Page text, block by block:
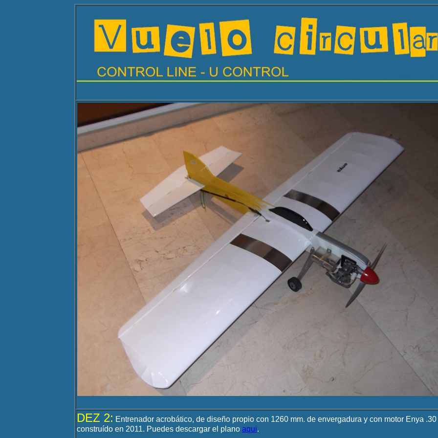
DEZ 2: Entrenador acrobático, de diseño propio con 1260 mm. de envergadura y con motor Enya
construído en 2011. Puedes descargar el plano aqui.